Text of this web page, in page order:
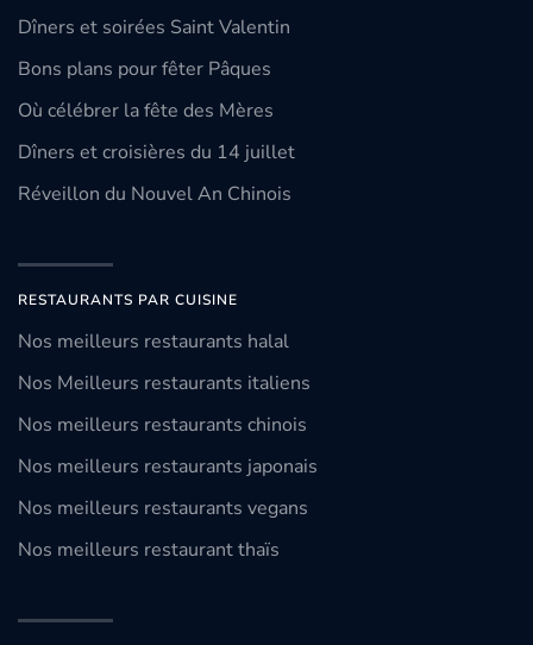
Dîners et soirées Saint Valentin
Bons plans pour fêter Pâques
Où célébrer la fête des Mères
Dîners et croisières du 14 juillet
Réveillon du Nouvel An Chinois
RESTAURANTS PAR CUISINE
Nos meilleurs restaurants halal
Nos Meilleurs restaurants italiens
Nos meilleurs restaurants chinois
Nos meilleurs restaurants japonais
Nos meilleurs restaurants vegans
Nos meilleurs restaurant thaïs